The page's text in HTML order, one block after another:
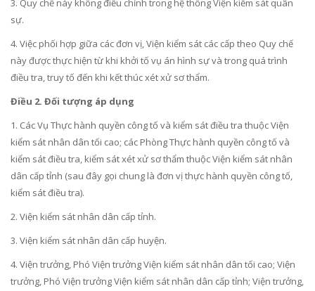
3. Quy chế này không điều chỉnh trong hệ thống Viện kiểm sát quân
sự.
4. Việc phối hợp giữa các đơn vị, Viện kiểm sát các cấp theo Quy chế
này được thực hiện từ khi khởi tố vụ án hình sự và trong quá trình
điều tra, truy tố đến khi kết thúc xét xử sơ thẩm.
Điều 2. Đối tượng áp dụng
1. Các Vụ Thực hành quyền công tố và kiểm sát điều tra thuộc Viện
kiểm sát nhân dân tối cao; các Phòng Thực hành quyền công tố và
kiểm sát điều tra, kiểm sát xét xử sơ thẩm thuộc Viện kiểm sát nhân
dân cấp tỉnh (sau đây gọi chung là đơn vị thực hành quyền công tố,
kiểm sát điều tra).
2. Viện kiểm sát nhân dân cấp tỉnh.
3. Viện kiểm sát nhân dân cấp huyện.
4. Viện trưởng, Phó Viện trưởng Viện kiểm sát nhân dân tối cao; Viện
trưởng, Phó Viện trưởng Viện kiểm sát nhân dân cấp tỉnh; Viện trưởng,